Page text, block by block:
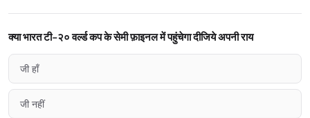
क्या भारत टी-२० वर्ल्ड कप के सेमी फ़ाइनल में पहुंचेगा दीजिये अपनी राय
जी हाँ
जी नहीं